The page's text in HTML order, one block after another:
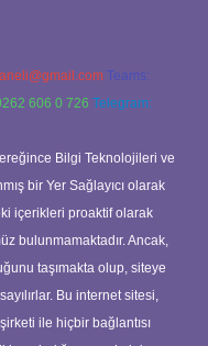
Teams:
606 0 726 Telegram:
Bilgi Teknolojileri ve
bir Yer Sağlayıcı olarak
içerikleri proaktif olarak
bulunmamaktadır. Ancak,
taşımakta olup, siteye
Bu internet sitesi,
ile hiçbir bağlantısı